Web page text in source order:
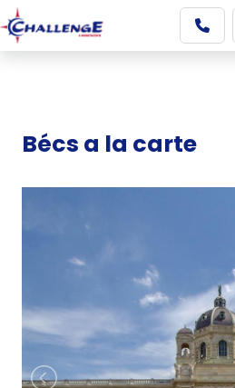
Bécs a la carte